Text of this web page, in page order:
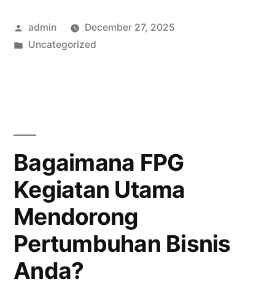
Penyuluhan
Masyarakat”
Posted
by
admin
December 27, 2025
Posted
Uncategorized
Bagaimana FPG
Kegiatan Utama
Mendorong
Pertumbuhan Bisnis
Anda?